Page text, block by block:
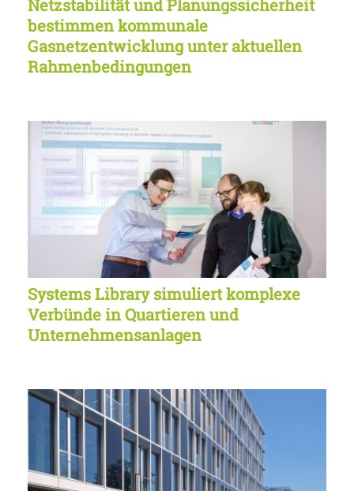
Netzstabilität und Planungssicherheit
bestimmen kommunale
Gasnetzentwicklung unter aktuellen
Rahmenbedingungen
Systems Library simuliert komplexe
Verbünde in Quartieren und
Unternehmensanlagen